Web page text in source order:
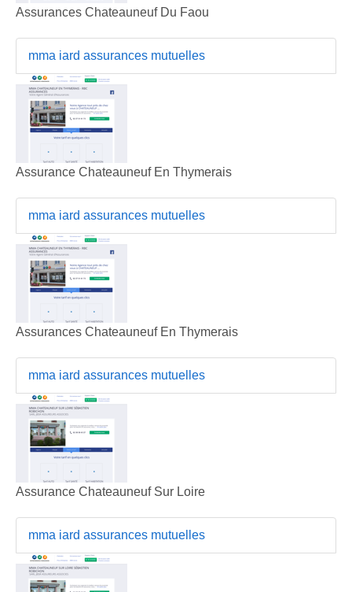
Assurances Chateauneuf Du Faou
mma iard assurances mutuelles
Assurance Chateauneuf En Thymerais
mma iard assurances mutuelles
Assurances Chateauneuf En Thymerais
mma iard assurances mutuelles
Assurance Chateauneuf Sur Loire
mma iard assurances mutuelles